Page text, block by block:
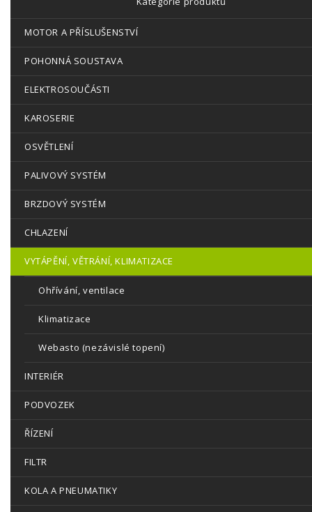
MOTOR A PŘÍSLUŠENSTVÍ
POHONNÁ SOUSTAVA
ELEKTROSOUČÁSTI
KAROSERIE
OSVĚTLENÍ
PALIVOVÝ SYSTÉM
BRZDOVÝ SYSTÉM
CHLAZENÍ
VYTÁPĚNÍ, VĚTRÁNÍ, KLIMATIZACE
Ohřívání, ventilace
Klimatizace
Webasto (nezávislé topení)
INTERIÉR
PODVOZEK
ŘÍZENÍ
FILTR
KOLA A PNEUMATIKY